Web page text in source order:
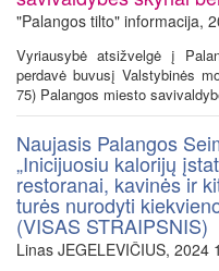
"Palangos tilto" informacija,
Vyriausybė atsižvelgė į
perdavė buvusį Valstybinės
75) Palangos miesto
Naujasis Palangos
„Inicijuosiu kalorijų
restoranai, kavinės ir
turės nurodyti
(VISAS STRAIPSNIS)
Linas JEGELEVIČIUS, 2024